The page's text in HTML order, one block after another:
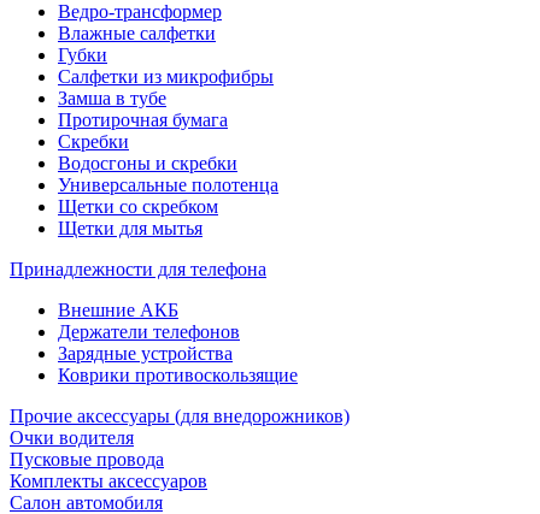
Ведро-трансформер
Влажные салфетки
Губки
Салфетки из микрофибры
Замша в тубе
Протирочная бумага
Скребки
Водосгоны и скребки
Универсальные полотенца
Щетки со скребком
Щетки для мытья
Принадлежности для телефона
Внешние АКБ
Держатели телефонов
Зарядные устройства
Коврики противоскользящие
Прочие аксессуары (для внедорожников)
Очки водителя
Пусковые провода
Комплекты аксессуаров
Салон автомобиля